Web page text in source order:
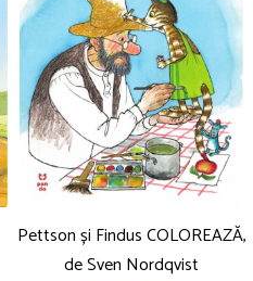
Pettson și Findus COLOREAZĂ,
de Sven Nordqvist